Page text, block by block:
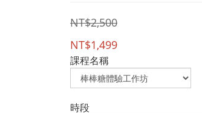
NT$2,500
NT$1,499
課程名稱
時段